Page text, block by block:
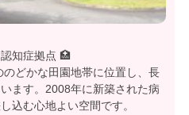
知症拠点 🏥
どかな田園地帯に位置し、長
ます。2008年に新築された病
込む心地よい空間です。